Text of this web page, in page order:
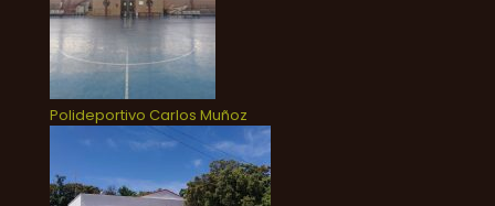
Polideportivo Carlos Muñoz